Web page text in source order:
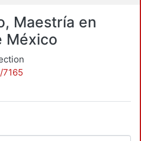
Maestría en
México